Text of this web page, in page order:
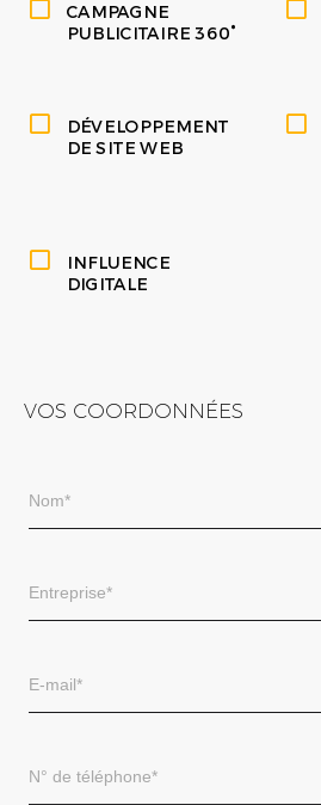
CAMPAGNE
PUBLICITAIRE 360°
DÉVELOPPEMENT
DE SITE WEB
INFLUENCE
DIGITALE
VOS COORDONNÉES